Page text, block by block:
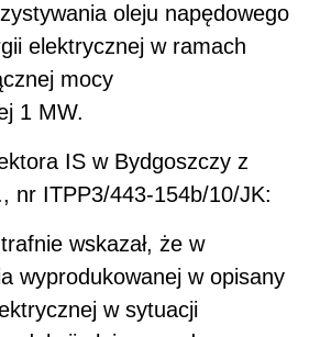
oleju napędowego
elektrycznej w ramach
mocy
1 MW.
IS w Bydgoszczy z
nr ITPP3/443-154b/10/JK:
wskazał, że w
wyprodukowanej w opisany
w sytuacji